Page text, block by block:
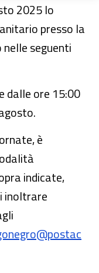
2025 lo
presso la
seguenti
dalle ore 15:00
è
indicate,
inoltrare